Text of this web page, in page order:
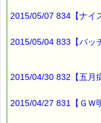
2015/05/07 834【ナイ
2015/05/04 833【バッ
2015/04/30 832【五月
2015/04/27 831【ＧＷ